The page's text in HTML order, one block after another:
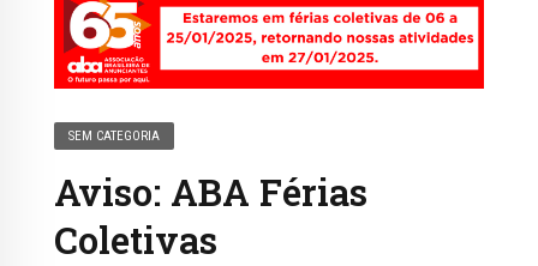
SEM CATEGORIA
Aviso: ABA Férias
Coletivas